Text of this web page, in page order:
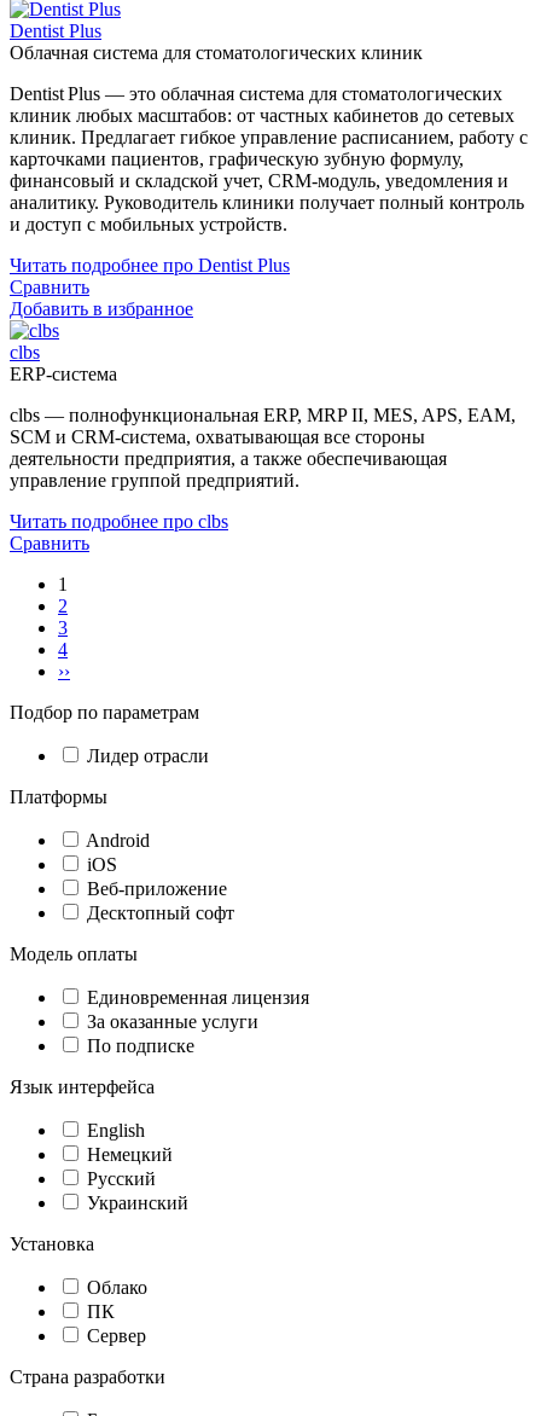
Dentist Plus
Облачная система для стоматологических клиник
Dentist Plus — это облачная система для стоматологических
клиник любых масштабов: от частных кабинетов до сетевых
клиник. Предлагает гибкое управление расписанием, работу с
карточками пациентов, графическую зубную формулу,
финансовый и складской учет, CRM‑модуль, уведомления и
аналитику. Руководитель клиники получает полный контроль
и доступ с мобильных устройств.
Читать подробнее про Dentist Plus
Сравнить
Добавить в избранное
clbs
ERP-система
clbs — полнофункциональная ERP, MRP II, MES, APS, EAM,
SCM и CRM-система, охватывающая все стороны
деятельности предприятия, а также обеспечивающая
управление группой предприятий.
Читать подробнее про clbs
Сравнить
1
2
3
4
››
Подбор по параметрам
Лидер отрасли
Платформы
Android
iOS
Веб-приложение
Десктопный софт
Модель оплаты
Единовременная лицензия
За оказанные услуги
По подписке
Язык интерфейса
English
Немецкий
Русский
Украинский
Установка
Облако
ПК
Сервер
Страна разработки